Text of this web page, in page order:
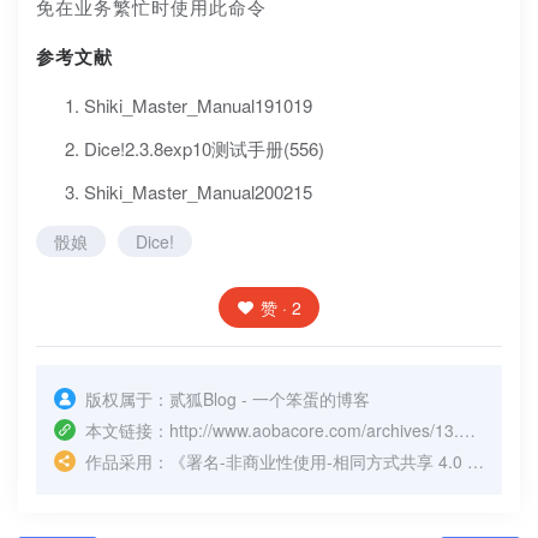
免在业务繁忙时使用此命令
参考文献
Shiki_Master_Manual191019
Dice!2.3.8exp10测试手册(556)
Shiki_Master_Manual200215
骰娘 Dice!
赞 · 2
版权属于： 贰狐Blog - 一个笨蛋的博客
本文链接：
http://www.aobacore.com/archives/13.html
作品采用：
《署名-非商业性使用-相同方式共享 4.0 国际 (CC BY-NC-SA 4.0)